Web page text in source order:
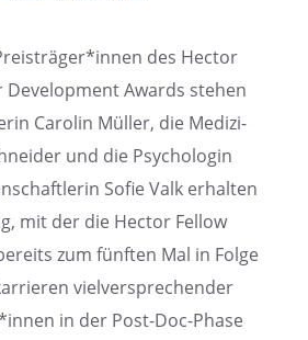
des Hector
Develo­p­ment Awards stehen
Carolin Müller, die Medizi­
und die Psycho­lo­gin
Sofie Valk erhal­ten
mit der die Hector Fellow
zum fünften Mal in Folge
vielver­spre­chen­der
in der Post-Doc-Phase